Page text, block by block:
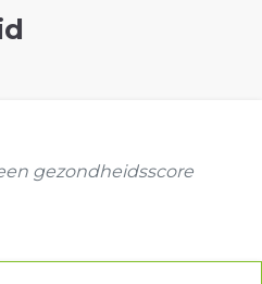
gezondheidsscore